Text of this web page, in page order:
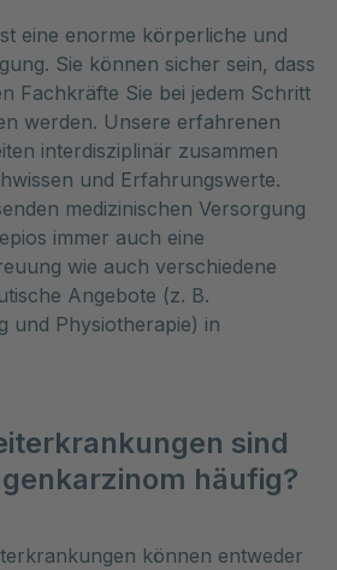
eine enorme körperliche und
Sie können sicher sein, dass
Fachkräfte Sie bei jedem Schritt
werden. Unsere erfahrenen
interdisziplinär zusammen
und Erfahrungswerte.
medizinischen Versorgung
immer auch eine
wie auch verschiedene
Angebote (z. B.
und Physiotherapie) in
sind
häufig?
können entweder